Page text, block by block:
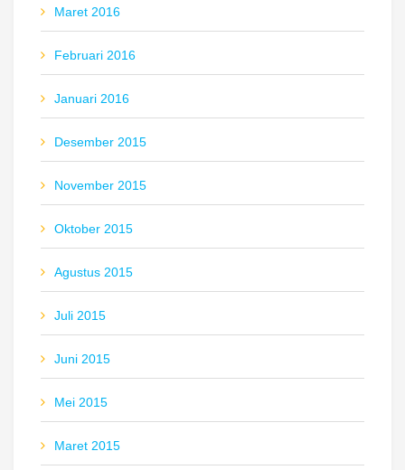
Maret 2016
Februari 2016
Januari 2016
Desember 2015
November 2015
Oktober 2015
Agustus 2015
Juli 2015
Juni 2015
Mei 2015
Maret 2015